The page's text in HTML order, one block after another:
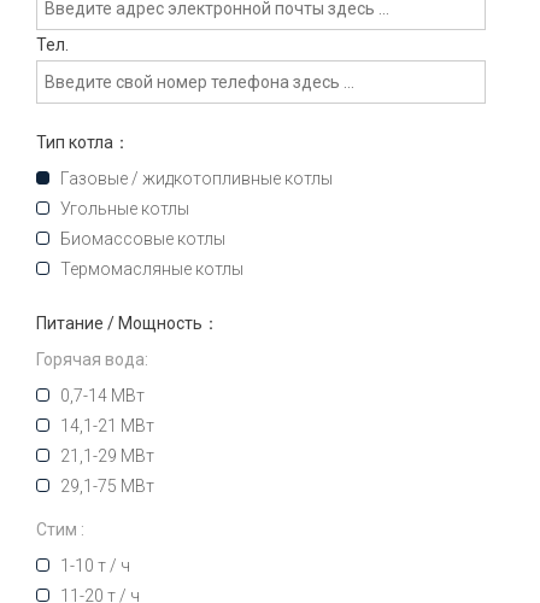
Тел.
Тип котла：
Газовые / жидкотопливные котлы
Угольные котлы
Биомассовые котлы
Термомасляные котлы
Питание / Мощность：
Горячая вода:
0,7-14 МВт
14,1-21 МВт
21,1-29 МВт
29,1-75 МВт
Стим :
1-10 т / ч
11-20 т / ч